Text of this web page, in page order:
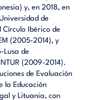
y, en 2018, en
de
Círculo Ibérico de
(2005-2014), y
Lusa de
(2009-2014).
de Evaluación
la Educación
y Lituania, con